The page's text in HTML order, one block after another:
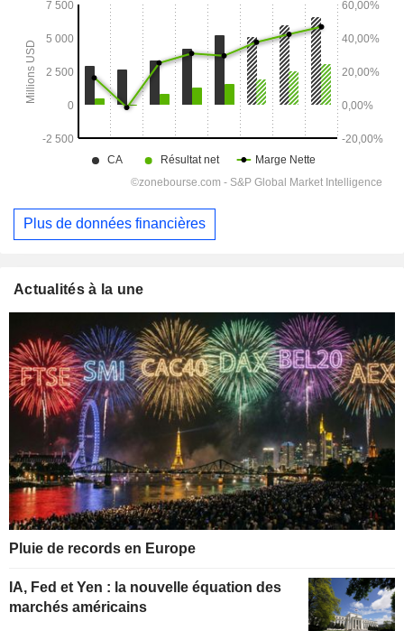
Plus de données financières
Actualités à la une
Pluie de records en Europe
IA, Fed et Yen : la nouvelle équation des
marchés américains